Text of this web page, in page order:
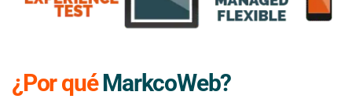
¿Por quéMarkcoWeb?